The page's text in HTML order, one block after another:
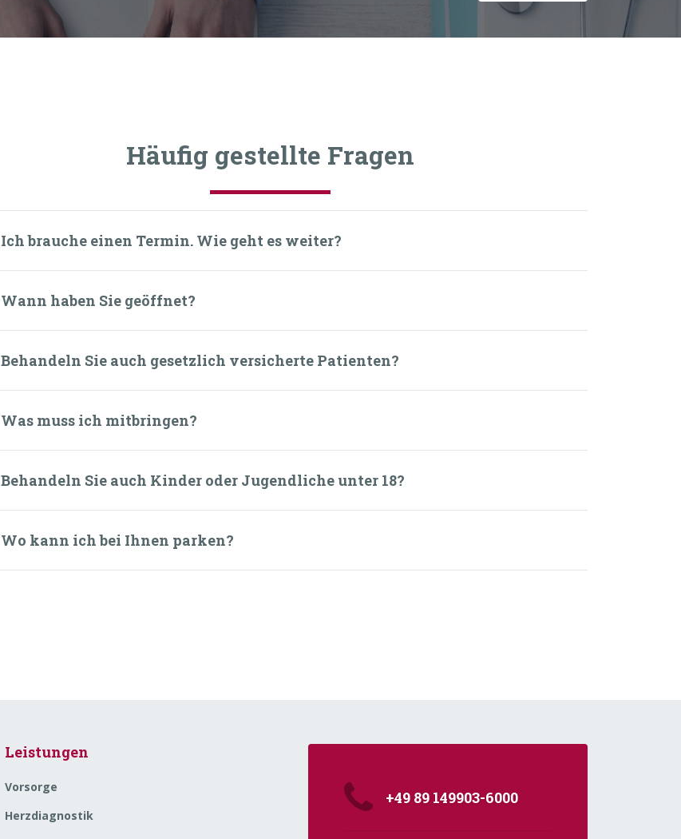
Häufig gestellte Fragen
Ich brauche einen Termin. Wie geht es weiter?
Wann haben Sie geöffnet?
Behandeln Sie auch gesetzlich versicherte Patienten?
Was muss ich mitbringen?
Behandeln Sie auch Kinder oder Jugendliche unter 18?
Wo kann ich bei Ihnen parken?
Leistungen
Vorsorge
Herzdiagnostik
+49 89 149903-6000